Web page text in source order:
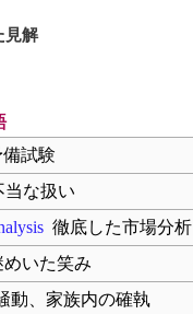
見解
試験
当な扱い
徹底した市場分析
めいた笑み
動、家族内の確執